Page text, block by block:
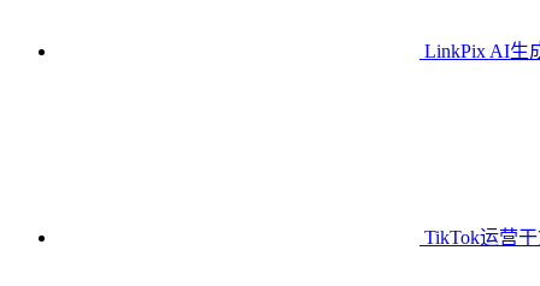
LinkPix AI生
TikTok运营